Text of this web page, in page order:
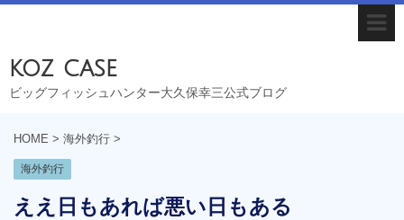
koz case
ビッグフィッシュハンター大久保幸三公式ブログ
HOME > 海外釣行 >
海外釣行
ええ日もあれば悪い日もある